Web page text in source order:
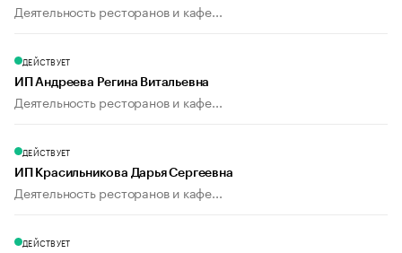
Деятельность ресторанов и кафе...
ДЕЙСТВУЕТ
ИП Андреева Регина Витальевна
Деятельность ресторанов и кафе...
ДЕЙСТВУЕТ
ИП Красильникова Дарья Сергеевна
Деятельность ресторанов и кафе...
ДЕЙСТВУЕТ